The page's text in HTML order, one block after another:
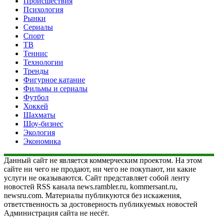
Психология
Рынки
Сериалы
Спорт
ТВ
Теннис
Технологии
Тренды
Фигурное катание
Фильмы и сериалы
Футбол
Хоккей
Шахматы
Шоу-бизнес
Экология
Экономика
Данный сайт не является коммерческим проектом. На этом
сайте ни чего не продают, ни чего не покупают, ни какие
услуги не оказываются. Сайт представляет собой ленту
новостей RSS канала news.rambler.ru, kommersant.ru,
newsru.com. Материалы публикуются без искажения,
ответственность за достоверность публикуемых новостей
Администрация сайта не несёт.